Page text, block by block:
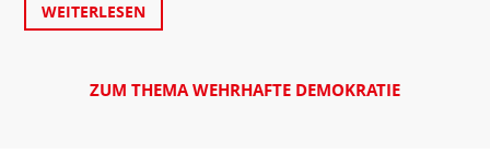
WEITERLESEN
ZUM THEMA WEHRHAFTE DEMOKRATIE